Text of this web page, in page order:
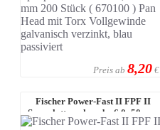
Preis ab 8,20 €
Fischer Power-Fast II FPF II
Spanplattenschraube 6,0x50 mm
50 St ...